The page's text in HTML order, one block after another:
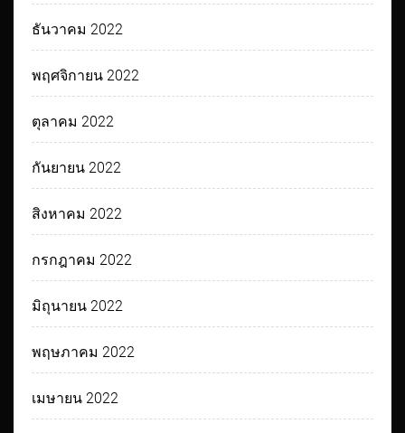
ธันวาคม 2022
พฤศจิกายน 2022
ตุลาคม 2022
กันยายน 2022
สิงหาคม 2022
กรกฎาคม 2022
มิถุนายน 2022
พฤษภาคม 2022
เมษายน 2022